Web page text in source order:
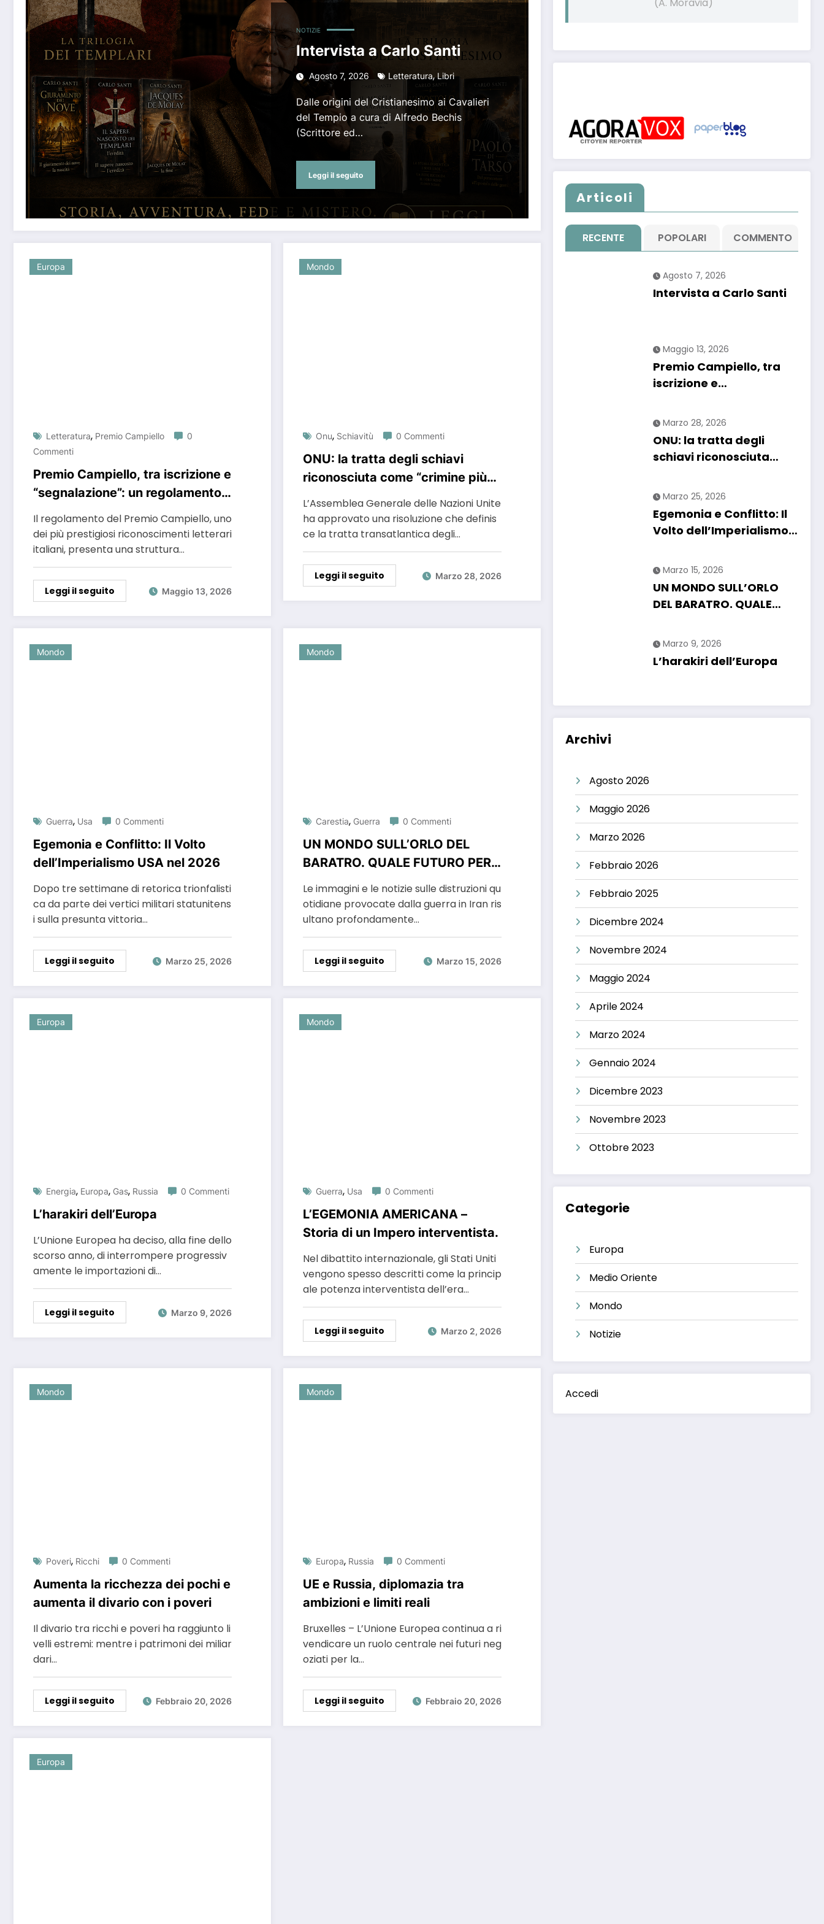
NOTIZIE
Intervista a Carlo Santi
Agosto 7, 2026 Letteratura,Libri
Dalle origini del Cristianesimo ai Cavalieri
del Tempio a cura di Alfredo Bechis
(Scrittore ed…
Leggi il seguito
Europa
Letteratura, Premio Campiello
0
Commenti
Premio Campiello, tra iscrizione e
“segnalazione”: un regolamento
che confonde più che chiarire
Il regolamento del Premio Campiello, uno
dei più prestigiosi riconoscimenti letterari
italiani, presenta una struttura…
Leggi il seguito Maggio 13, 2026
Mondo
Onu, Schiavitù 0 Commenti
ONU: la tratta degli schiavi
riconosciuta come “crimine più
grave contro l’umanità”. Si riapre
il dossier riparazioni
L’Assemblea Generale delle Nazioni Unite
ha approvato una risoluzione che definis
ce la tratta transatlantica degli…
Leggi il seguito Marzo 28, 2026
Mondo
Guerra, Usa 0 Commenti
Egemonia e Conflitto: Il Volto
dell’Imperialismo USA nel 2026
Dopo tre settimane di retorica trionfalisti
ca da parte dei vertici militari statunitens
i sulla presunta vittoria…
Leggi il seguito Marzo 25, 2026
Mondo
Carestia, Guerra 0 Commenti
UN MONDO SULL’ORLO DEL
BARATRO. QUALE FUTURO PER
L’UMANITA?
Le immagini e le notizie sulle distruzioni qu
otidiane provocate dalla guerra in Iran ris
ultano profondamente…
Leggi il seguito Marzo 15, 2026
Europa
Energia, Europa, Gas, Russia 0 Commenti
L’harakiri dell’Europa
L’Unione Europea ha deciso, alla fine dello
scorso anno, di interrompere progressiv
amente le importazioni di…
Leggi il seguito Marzo 9, 2026
Mondo
Guerra, Usa 0 Commenti
L’EGEMONIA AMERICANA –
Storia di un Impero interventista.
Nel dibattito internazionale, gli Stati Uniti
vengono spesso descritti come la princip
ale potenza interventista dell’era…
Leggi il seguito Marzo 2, 2026
Mondo
Poveri, Ricchi 0 Commenti
Aumenta la ricchezza dei pochi e
aumenta il divario con i poveri
Il divario tra ricchi e poveri ha raggiunto li
velli estremi: mentre i patrimoni dei miliar
dari…
Leggi il seguito Febbraio 20, 2026
Mondo
Europa, Russia 0 Commenti
UE e Russia, diplomazia tra
ambizioni e limiti reali
Bruxelles – L’Unione Europea continua a ri
vendicare un ruolo centrale nei futuri neg
oziati per la…
Leggi il seguito Febbraio 20, 2026
Europa
Articoli
RECENTE POPOLARI COMMENTO
Agosto 7, 2026
Intervista a Carlo Santi
Maggio 13, 2026
Premio Campiello, tra
iscrizione e
regolamento che
confonde più che
chiarire
Marzo 28, 2026
ONU: la tratta degli
schiavi riconosciuta
contro l’umanità”. Si
riapre il dossier
riparazioni
Marzo 25, 2026
Egemonia e Conflitto: Il
Volto dell’Imperialismo
Marzo 15, 2026
UN MONDO SULL’ORLO
DEL BARATRO. QUALE
Marzo 9, 2026
L’harakiri dell’Europa
Archivi
Agosto 2026
Maggio 2026
Marzo 2026
Febbraio 2026
Febbraio 2025
Dicembre 2024
Novembre 2024
Maggio 2024
Aprile 2024
Marzo 2024
Gennaio 2024
Dicembre 2023
Novembre 2023
Ottobre 2023
Categorie
Europa
Medio Oriente
Mondo
Notizie
Accedi